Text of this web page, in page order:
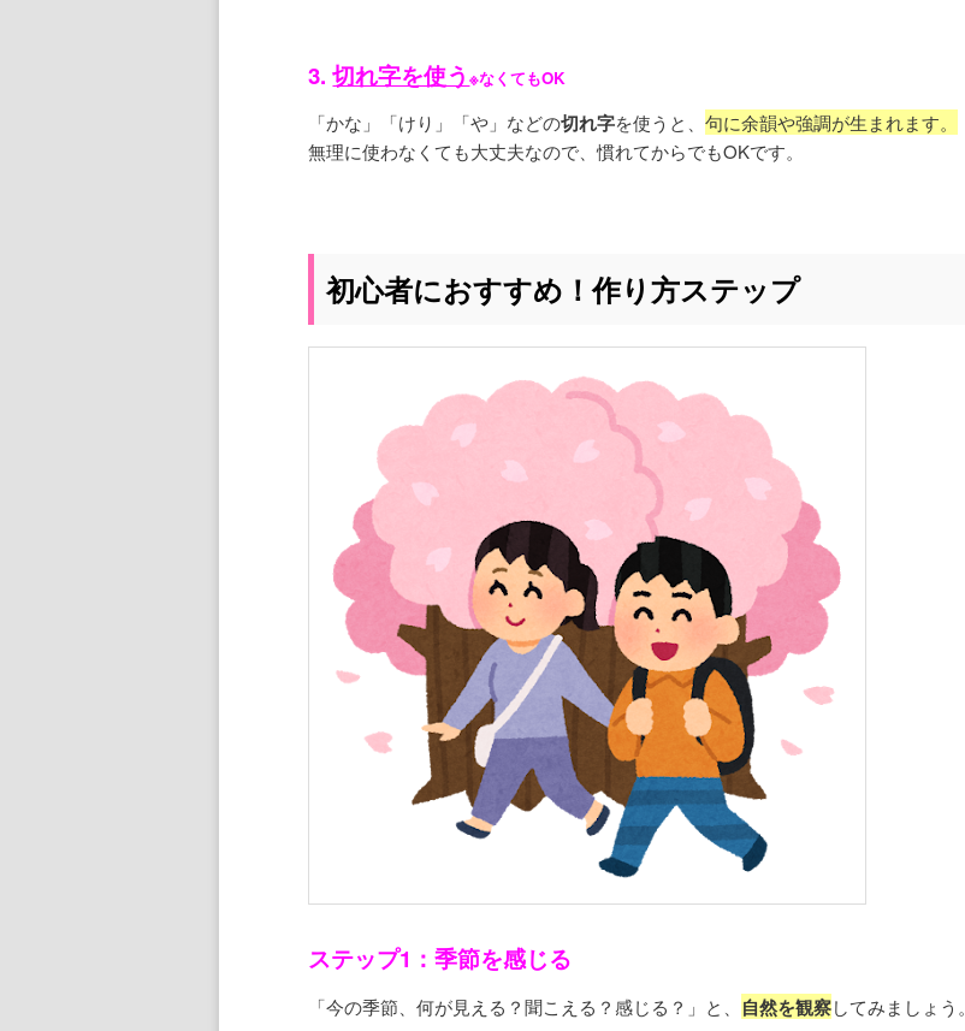
3.切れ字を使う※なくてもOK
「かな」「けり」「や」などの切れ字を使うと、句に余韻や強調が生まれます。
無理に使わなくても大丈夫なので、慣れてからでもOKです。
初心者におすすめ！作り方ステップ
ステップ1：季節を感じる
「今の季節、何が見える？聞こえる？感じる？」と、 自然を観察してみましょう。